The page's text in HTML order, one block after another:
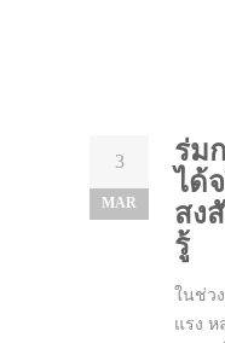
3
MAR
ร่ม
ได้
สง
รู้
ในช่ว
แรง ห